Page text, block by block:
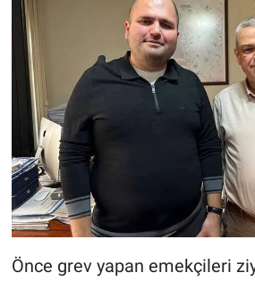
Önce grev yapan emekçileri